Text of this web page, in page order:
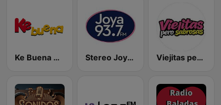
Ke Buena 92.9 FM Stereo Joya FM Viejitas pero Sabrosas Radio